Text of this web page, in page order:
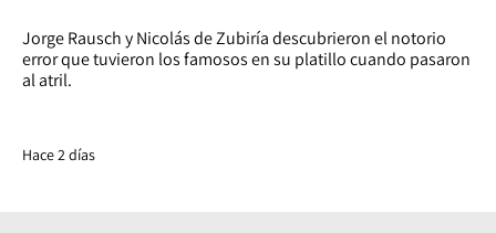
Jorge Rausch y Nicolás de Zubiría descubrieron el notorio
error que tuvieron los famosos en su platillo cuando pasaron
al atril.
Hace 2 días